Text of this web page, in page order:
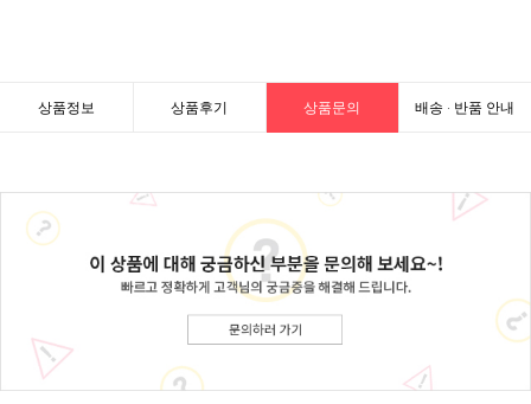
상품정보 상품후기 상품문의 배송 · 반품 안내